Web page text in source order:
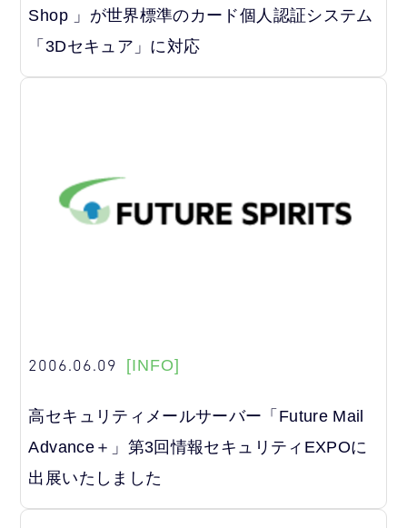
Shop 」が世界標準のカード個人認証システム
「3Dセキュア」に対応
2006.06.09 [INFO]
高セキュリティメールサーバー「Future Mail
Advance＋」第3回情報セキュリティEXPOに
出展いたしました